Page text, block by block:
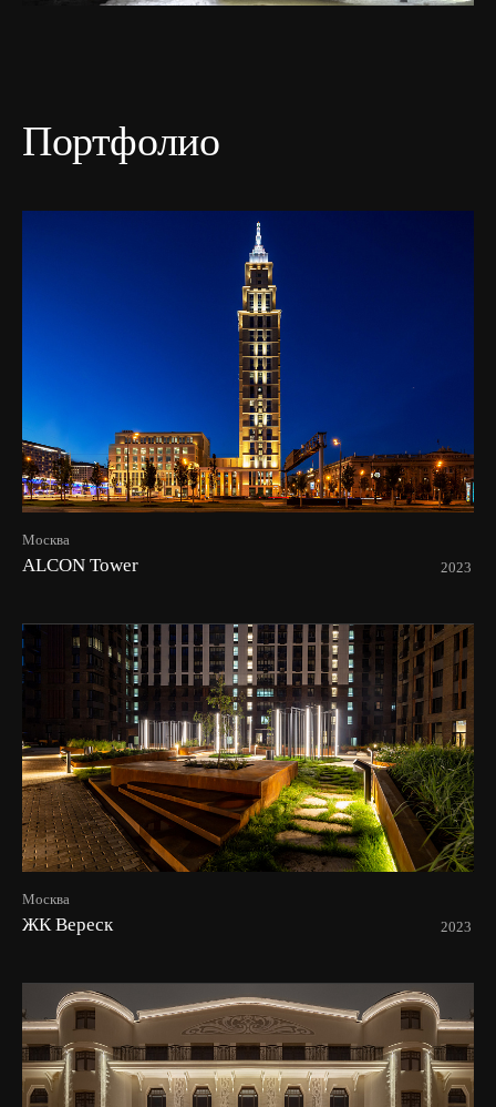
Портфолио
Москва
ALCON Tower 2023
Москва
ЖК Вереск 2023